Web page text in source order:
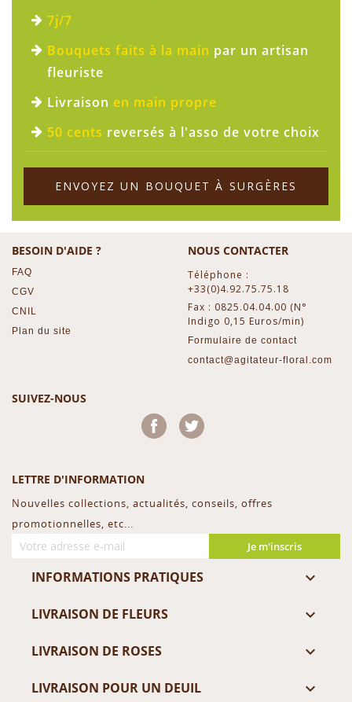
7j/7
Bouquets faits à la main par un artisan
fleuriste
Livraison en main propre
50 cents reversés à l'asso de votre choix
ENVOYEZ UN BOUQUET À SURGÈRES
BESOIN D'AIDE ?
FAQ
CGV
CNIL
Plan du site
NOUS CONTACTER
Téléphone :
+33(0)4.92.75.75.18
Fax : 0825.04.04.00 (N°
Indigo 0,15 Euros/min)
Formulaire de contact
contact@agitateur-floral.com
SUIVEZ-NOUS
Facebook
LETTRE D'INFORMATION
Nouvelles collections, actualités, conseils, offres
promotionnelles, etc...
Je m'inscris
INFORMATIONS PRATIQUES 
LIVRAISON DE FLEURS 
LIVRAISON DE ROSES 
LIVRAISON POUR UN DEUIL 